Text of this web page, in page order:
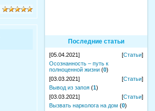
Последние статьи
[05.04.2021] [Статьи]
Осознанность – путь к
полноценной жизни (0)
[03.03.2021]
[Статьи]
Вывод из запоя (1)
[03.03.2021]
[Статьи]
Вызвать нарколога на дом (0)